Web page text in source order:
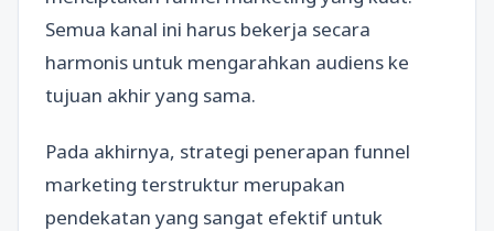
Semua kanal ini harus bekerja secara
harmonis untuk mengarahkan audiens ke
tujuan akhir yang sama.
Pada akhirnya, strategi penerapan funnel
marketing terstruktur merupakan
pendekatan yang sangat efektif untuk